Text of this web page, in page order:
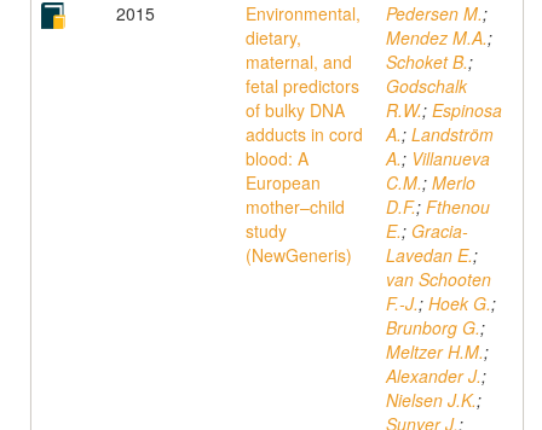
2015
Environmental,
dietary,
maternal, and
fetal predictors
of bulky DNA
adducts in cord
blood: A
European
mother–child
study
(NewGeneris)
Pedersen M.;
Mendez M.A.;
Schoket B.;
Godschalk
R.W.; Espinosa
A.; Landström
A.; Villanueva
C.M.; Merlo
D.F.; Fthenou
E.; Gracia-
Lavedan E.;
van Schooten
F.-J.; Hoek G.;
Brunborg G.;
Meltzer H.M.;
Alexander J.;
Nielsen J.K.;
Sunyer J.;